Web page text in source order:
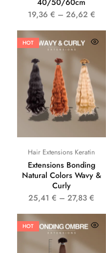
40/50/60cm
19,36 € – 26,62 €
HOT
Hair Extensions Keratin
Extensions Bonding
Natural Colors Wavy &
Curly
25,41€ –27,83€
HOT